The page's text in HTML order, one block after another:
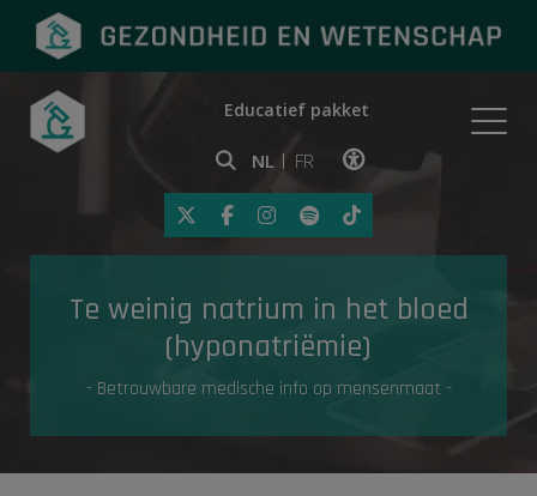
Onderwerpen
Gezondheid in de media
Educatief pakket
NL FR
Klik op deze link om
Te weinig natrium in het bloed
(hyponatriëmie)
- Betrouwbare medische info op mensenmaat -